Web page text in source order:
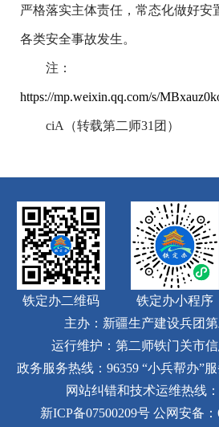
严格落实主体责任，常态化做好安
各类安全事故发生。
注：
https://mp.weixin.qq.com/s/
ciA（转载第二师31团）
铁定办二维码 铁定办小程序
主办：新疆生产建设兵团
运行维护：第二师铁门关市
政务服务热线：96359 “小兵帮办”
网站纠错和技术运维热线：
新ICP备07500209号 公网安备：